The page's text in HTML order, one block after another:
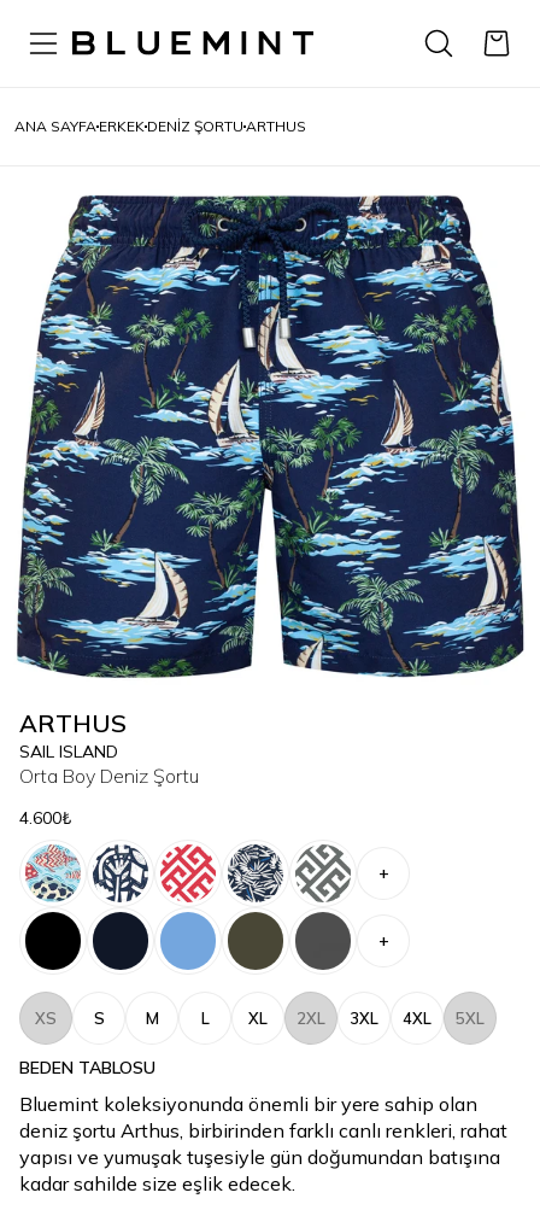
ANA SAYFA ERKEK DENIZ ŞORTU ARTHUS
ARTHUS
SAIL ISLAND
Orta Boy Deniz Şortu
4.600₺
+
+
XS S M L XL 2XL 3XL 4XL 5XL
BEDEN TABLOSU
Bluemint koleksiyonunda önemli bir yere sahip olan
deniz şortu Arthus, birbirinden farklı canlı renkleri, rahat
yapısı ve yumuşak tuşesiyle gün doğumundan batışına
kadar sahilde size eşlik edecek.